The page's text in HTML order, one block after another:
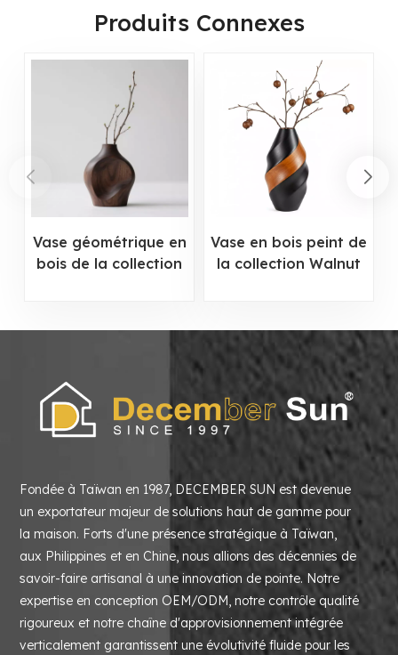
Produits Connexes
Vase géométrique en
bois de la collection
Vase en bois peint de
la collection Walnut
Fondée à Taïwan en 1987, DECEMBER SUN est devenue
un exportateur majeur de solutions haut de gamme pour
la maison. Forts d'une présence stratégique à Taïwan,
aux Philippines et en Chine, nous allions des décennies de
savoir-faire artisanal à une innovation de pointe. Notre
expertise en conception OEM/ODM, notre contrôle qualité
rigoureux et notre chaîne d'approvisionnement intégrée
verticalement garantissent une évolutivité fluide pour les